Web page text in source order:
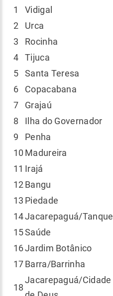
1
Vidigal
2
Urca
3
Rocinha
4
Tijuca
5
Santa Teresa
6
Copacabana
7
Grajaú
8
Ilha do Governador
9
Penha
10 Madureira
11 Irajá
12Bangu
13 Piedade
14Jacarepaguá/Tanque
15Saúde
16Jardim Botânico
17Barra/Barrinha
18
Jacarepaguá/Cidade